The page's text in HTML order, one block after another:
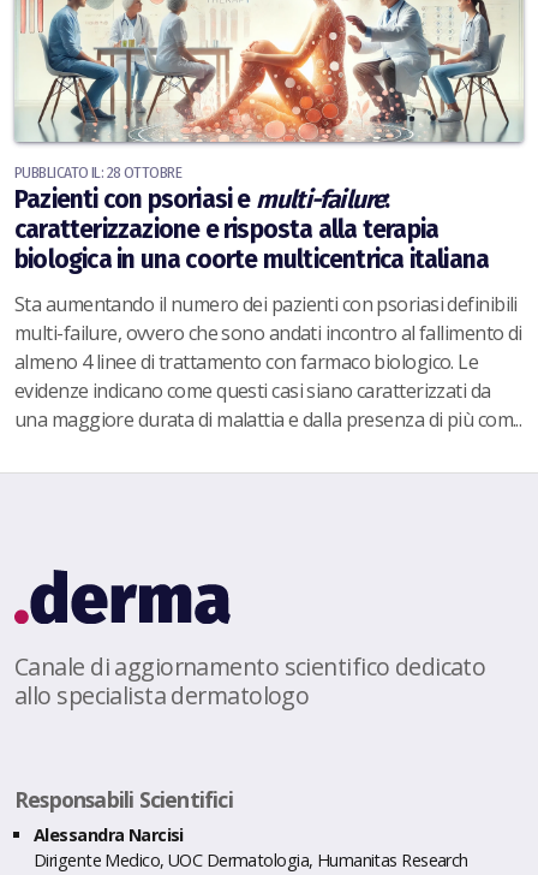
PUBBLICATO IL: 28 OTTOBRE
Pazienti con psoriasi e multi-failure:
caratterizzazione e risposta alla terapia
biologica in una coorte multicentrica italiana
Sta aumentando il numero dei pazienti con psoriasi definibili
multi-failure, ovvero che sono andati incontro al fallimento di
almeno 4 linee di trattamento con farmaco biologico. Le
evidenze indicano come questi casi siano caratterizzati da
una maggiore durata di malattia e dalla presenza di più com...
Canale di aggiornamento scientifico dedicato
allo specialista dermatologo
Responsabili Scientifici
Alessandra Narcisi
Dirigente Medico, UOC Dermatologia, Humanitas Research